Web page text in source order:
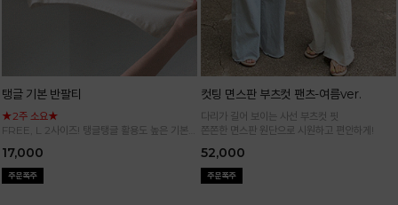
탱글 기본 반팔티
★2주 소요★
FREE, L 2사이즈! 탱글탱글 활용도 높은 기본
17,000
컷팅 면스판 부츠컷 팬츠-여름ver.
다리가 길어 보이는 사선 부츠컷 핏
쫀쫀한 면스판 원단으로 시원하고 편안하게!
52,000